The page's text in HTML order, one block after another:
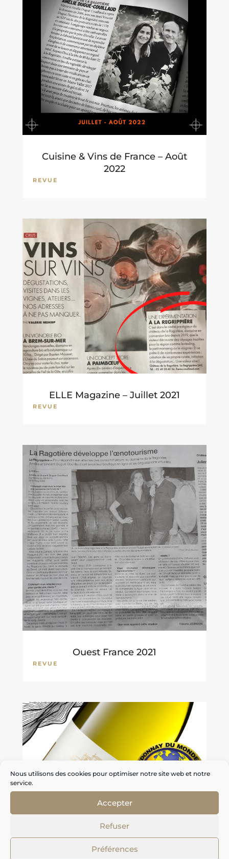
Nous utilisons des cookies pour optimiser notre site web et notre
service.
Accepter
Refuser
Préférences
Cuisine & Vins de France – Août
2022
REVUE
ELLE Magazine – Juillet 2021
REVUE
Ouest France 2021
REVUE